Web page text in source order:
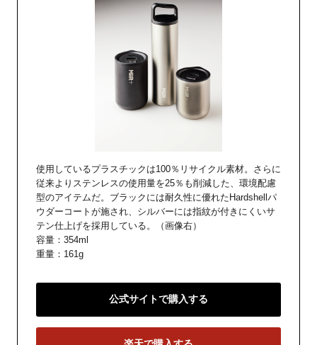
使用しているプラスチックは100％リサイクル素材。さらに
従来よりステンレスの使用量を25％も削減した、環境配慮
型のアイテムだ。ブラックには耐久性に優れたHardshellパ
ウダーコートが施され、シルバーには指紋が付きにくいサ
テン仕上げを採用している。（画像右）
容量：354ml
重量：161g
公式サイトで購入する